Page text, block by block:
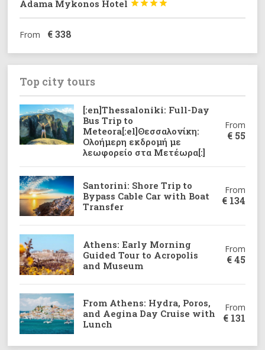
Adama Mykonos Hotel 



From € 338
Top city tours
[:en]Thessaloniki: Full-Day
Bus Trip to
Meteora[:el]Θεσσαλονίκη:
Ολοήμερη εκδρομή με
λεωφορείο στα Μετέωρα[:]
From
€ 55
Santorini: Shore Trip to
Bypass Cable Car with Boat
Transfer
From
€ 134
Athens: Early Morning
Guided Tour to Acropolis
and Museum
From
€ 45
From Athens: Hydra, Poros,
and Aegina Day Cruise with
Lunch
From
€ 131